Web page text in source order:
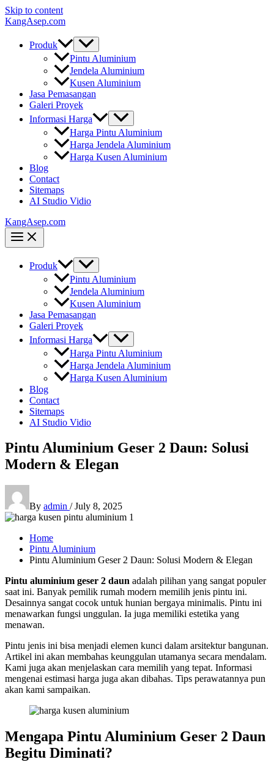
Skip to content
KangAsep.com
Produk
Pintu Aluminium
Jendela Aluminium
Kusen Aluminium
Jasa Pemasangan
Galeri Proyek
Informasi Harga
Harga Pintu Aluminium
Harga Jendela Aluminium
Harga Kusen Aluminium
Blog
Contact
Sitemaps
AI Studio Vidio
KangAsep.com
Produk
Pintu Aluminium
Jendela Aluminium
Kusen Aluminium
Jasa Pemasangan
Galeri Proyek
Informasi Harga
Harga Pintu Aluminium
Harga Jendela Aluminium
Harga Kusen Aluminium
Blog
Contact
Sitemaps
AI Studio Vidio
Pintu Aluminium Geser 2 Daun: Solusi
Modern & Elegan
By admin /July 8, 2025
Home
Pintu Aluminium
Pintu Aluminium Geser 2 Daun: Solusi Modern & Elegan
Pintu aluminium geser 2 daun adalah pilihan yang sangat populer
saat ini. Banyak pemilik rumah modern memilih jenis pintu ini.
Desainnya sangat cocok untuk hunian bergaya minimalis. Pintu ini
menawarkan fungsi unggulan. Ia juga memiliki estetika yang
menawan.
Pintu jenis ini bisa menjadi elemen kunci dalam arsitektur bangunan.
Artikel ini akan membahas keunggulan utamanya secara mendalam.
Kami juga akan menjelaskan cara memilih yang tepat. Informasi
mengenai estimasi harga juga akan dibahas. Tips perawatannya pun
akan kami sampaikan.
Mengapa Pintu Aluminium Geser 2 Daun
Begitu Diminati?